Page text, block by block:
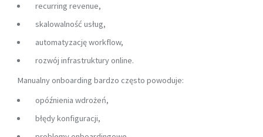
recurring revenue,
skalowalność usług,
automatyzację workflow,
rozwój infrastruktury online.
Manualny onboarding bardzo często powoduje:
opóźnienia wdrożeń,
błędy konfiguracji,